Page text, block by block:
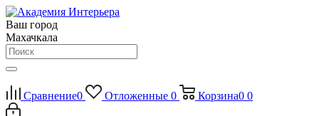
Ваш город
Махачкала
Сравнение0 Отложенные 0 Корзина0 0